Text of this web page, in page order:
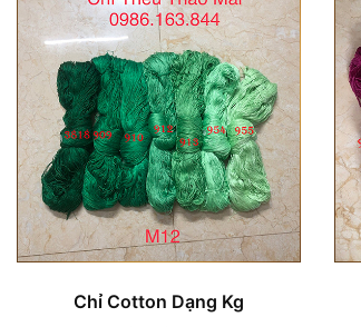
Chỉ Cotton Dạng Kg